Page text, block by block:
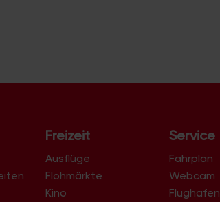
Freizeit
Ausflüge
Flohmärkte
Kino
Service
Fahrplan
Webcam
Flughafen